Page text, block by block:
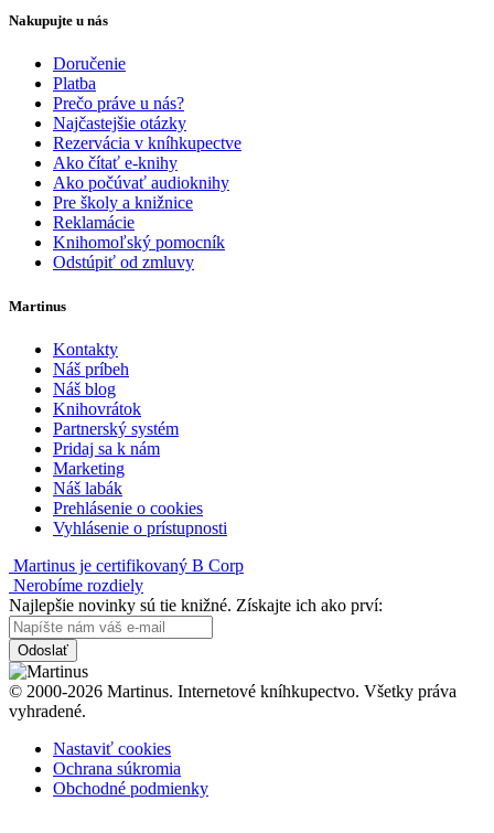
Nakupujte u nás
Doručenie
Platba
Prečo práve u nás?
Najčastejšie otázky
Rezervácia v kníhkupectve
Ako čítať e-knihy
Ako počúvať audioknihy
Pre školy a knižnice
Reklamácie
Knihomoľský pomocník
Odstúpiť od zmluvy
Martinus
Kontakty
Náš príbeh
Náš blog
Knihovrátok
Partnerský systém
Pridaj sa k nám
Marketing
Náš labák
Prehlásenie o cookies
Vyhlásenie o prístupnosti
Martinus je certifikovaný B Corp
Nerobíme rozdiely
Najlepšie novinky sú tie knižné. Získajte ich ako prví:
Odoslať
© 2000-2026 Martinus. Internetové kníhkupectvo. Všetky práva
vyhradené.
Nastaviť cookies
Ochrana súkromia
Obchodné podmienky